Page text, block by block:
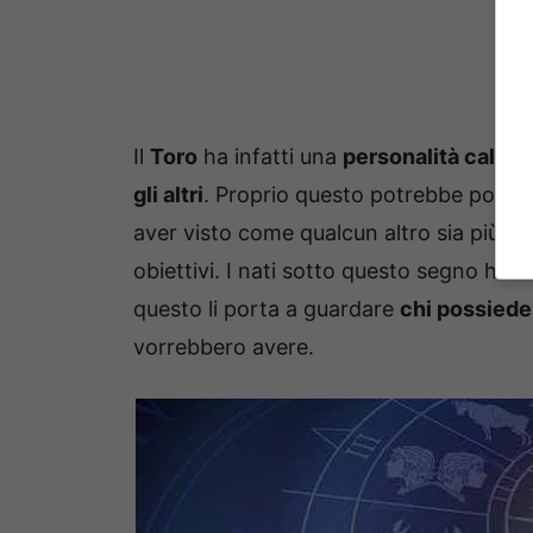
Il Toro ha infatti una personalità calma
gli altri. Proprio questo potrebbe
aver visto come qualcun altro sia più
obiettivi. I nati sotto questo segno
questo li porta a guardare chi
vorrebbero avere.